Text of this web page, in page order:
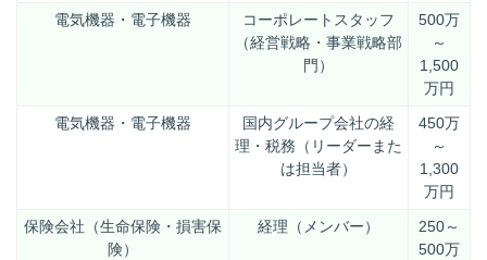
電気機器・電子機器
コーポレートスタッフ
（経営戦略・事業戦略部
門）
500万
～
1,500
万円
電気機器・電子機器
国内グループ会社の経
理・税務（リーダーまた
は担当者）
450万
～
1,300
万円
保険会社（生命保険・損害保
険）
経理（メンバー）
250～
500万